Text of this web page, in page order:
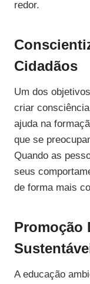
redor.
Cidadãos
Um dos
criar
ajuda na
que se
Quando as
seus
de forma mais
Promoção
A educação